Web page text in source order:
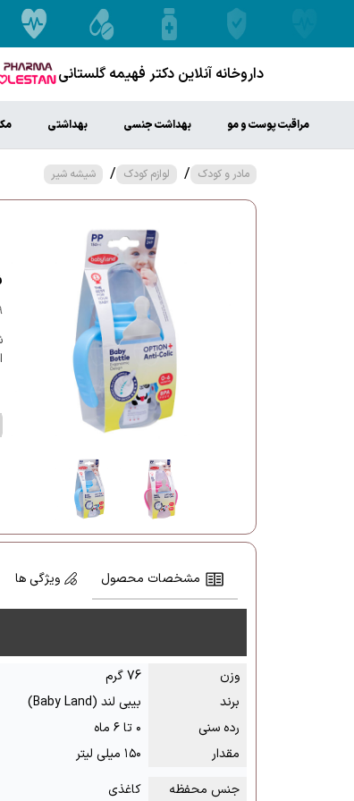
داروخانه آنلاین دکتر فهیمه گلستانی
مراقبت پوست و مو بهداشت جنسی بهداشتی
مادر و کودک / لوازم کودک / شیشه شیر
مشخصات محصول ویژگی ها
وزن 76 گرم
برند
بیبی لند (Baby Land)
رده سنی
۰ تا ۶ ماه
مقدار
۱۵۰ میلی لیتر
جنس محفظه
کاغذی